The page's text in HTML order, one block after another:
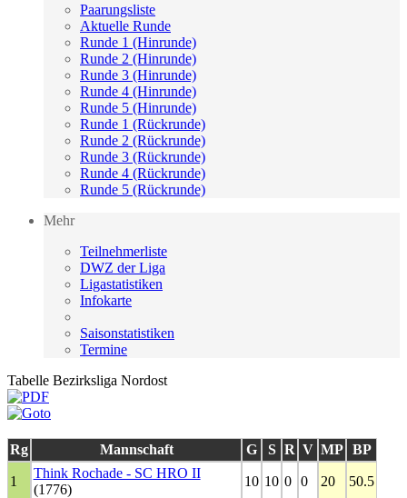
Paarungsliste
Aktuelle Runde
Runde 1 (Hinrunde)
Runde 2 (Hinrunde)
Runde 3 (Hinrunde)
Runde 4 (Hinrunde)
Runde 5 (Hinrunde)
Runde 1 (Rückrunde)
Runde 2 (Rückrunde)
Runde 3 (Rückrunde)
Runde 4 (Rückrunde)
Runde 5 (Rückrunde)
Mehr
Teilnehmerliste
DWZ der Liga
Ligastatistiken
Infokarte
Saisonstatistiken
Termine
Tabelle Bezirksliga Nordost
Rg Mannschaft G S R V MP BP
1
Think Rochade - SC HRO II
(1776)
10 10 0 0 20 50.5